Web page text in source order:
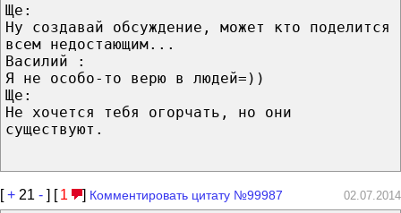
Ще:
Ну создавай обсуждение, может кто поделится
всем недостающим...
Василий :
Я не особо-то верю в людей=))
Ще:
Не хочется тебя огорчать, но они
существуют.
[+ 21 - ] [ 1 ] Комментировать цитату №99987 02.07.2014